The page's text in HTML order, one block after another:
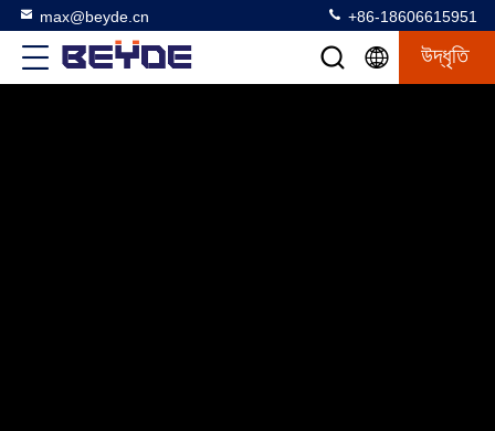
max@beyde.cn +86-18606615951
উদ্ধৃতি